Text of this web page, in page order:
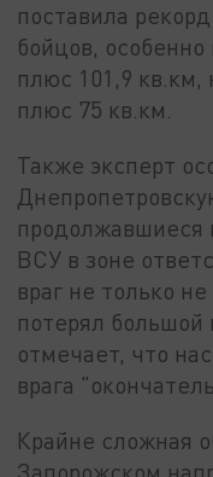
поставила
бойцов,
плюс 101,9 кв.км,
плюс 75 кв.км.
Также эксперт
продолжавшиеся
ВСУ в зоне
враг не только
потерял большой
отмечает, что
врага
Крайне сложная
Запорожском